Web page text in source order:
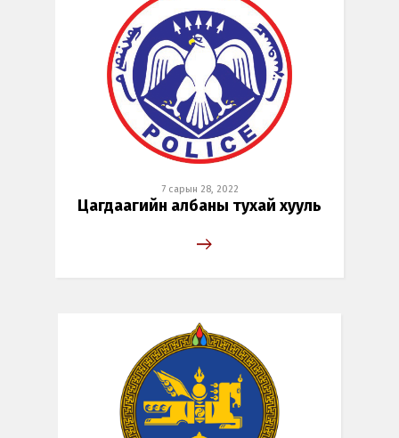
7 сарын 28, 2022
Цагдаагийн албаны тухай хууль